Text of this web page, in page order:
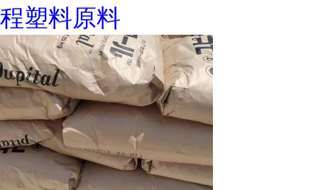
程塑料原料